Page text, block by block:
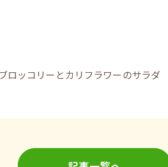
ロッコリーとカリフラワーのサラダ